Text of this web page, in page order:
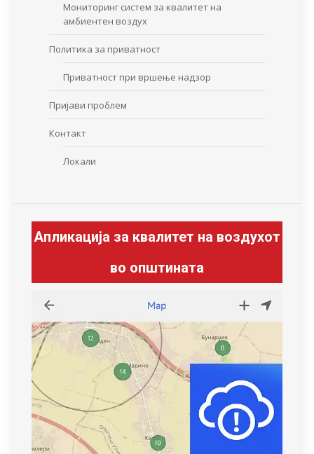
Мониторинг систем за квалитет на
амбиентен воздух
Политика за приватност
Приватност при вршење надзор
Пријави проблем
Контакт
Локали
Апликација за квалитет на воздухот
во општината